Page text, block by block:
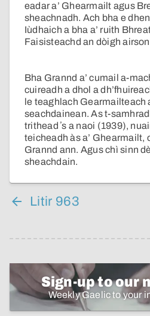
eadar a’ Ghearmailt agus
sheachnadh. Ach bha e
Iùdhaich a bha a’ ruith
Faisisteachd an dòigh
Bha Grannd a’ cumail a-
cuireadh a dhol a
le teaghlach Gearmailteach
seachdainean. As t-
trithead ʼs a naoi (1939),
teicheadh às a’ Ghearmailt,
Grannd ann. Agus chì sinn
sheachdain.
Litir 963
Sign-up to our
Weekly Gaelic to your